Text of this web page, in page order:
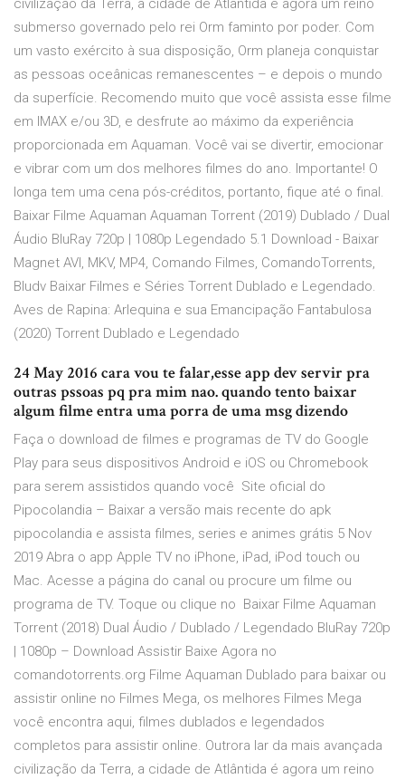
civilização da Terra, a cidade de Atlântida é agora um reino
submerso governado pelo rei Orm faminto por poder. Com
um vasto exército à sua disposição, Orm planeja conquistar
as pessoas oceânicas remanescentes – e depois o mundo
da superfície. Recomendo muito que você assista esse filme
em IMAX e/ou 3D, e desfrute ao máximo da experiência
proporcionada em Aquaman. Você vai se divertir, emocionar
e vibrar com um dos melhores filmes do ano. Importante! O
longa tem uma cena pós-créditos, portanto, fique até o final.
Baixar Filme Aquaman Aquaman Torrent (2019) Dublado / Dual
Áudio BluRay 720p | 1080p Legendado 5.1 Download - Baixar
Magnet AVI, MKV, MP4, Comando Filmes, ComandoTorrents,
Bludv Baixar Filmes e Séries Torrent Dublado e Legendado.
Aves de Rapina: Arlequina e sua Emancipação Fantabulosa
(2020) Torrent Dublado e Legendado
24 May 2016 cara vou te falar,esse app dev servir pra
outras pssoas pq pra mim nao. quando tento baixar
algum filme entra uma porra de uma msg dizendo
Faça o download de filmes e programas de TV do Google
Play para seus dispositivos Android e iOS ou Chromebook
para serem assistidos quando você Site oficial do
Pipocolandia – Baixar a versão mais recente do apk
pipocolandia e assista filmes, series e animes grátis 5 Nov
2019 Abra o app Apple TV no iPhone, iPad, iPod touch ou
Mac. Acesse a página do canal ou procure um filme ou
programa de TV. Toque ou clique no Baixar Filme Aquaman
Torrent (2018) Dual Áudio / Dublado / Legendado BluRay 720p
| 1080p – Download Assistir Baixe Agora no
comandotorrents.org Filme Aquaman Dublado para baixar ou
assistir online no Filmes Mega, os melhores Filmes Mega
você encontra aqui, filmes dublados e legendados
completos para assistir online. Outrora lar da mais avançada
civilização da Terra, a cidade de Atlântida é agora um reino